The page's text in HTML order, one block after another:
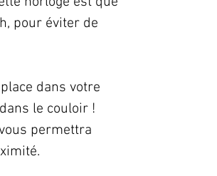
pour éviter de
dans votre
le couloir !
permettra